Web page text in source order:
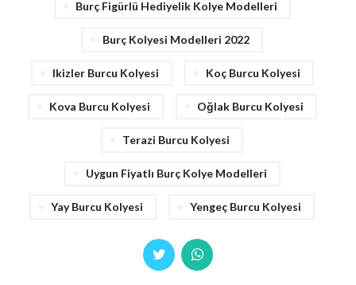
Burç Figürlü Hediyelik Kolye Modelleri
Burç Kolyesi Modelleri 2022
Ikizler Burcu Kolyesi Koç Burcu Kolyesi
Kova Burcu Kolyesi Oğlak Burcu Kolyesi
Terazi Burcu Kolyesi
Uygun Fiyatlı Burç Kolye Modelleri
Yay Burcu Kolyesi Yengeç Burcu Kolyesi